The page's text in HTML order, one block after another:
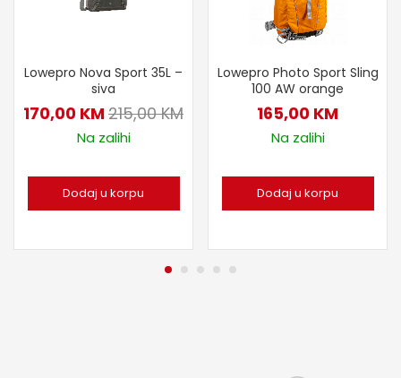
Lowepro Nova Sport 35L –
siva
170,00 KM215,00KM
Na zalihi
Dodaj u korpu
Lowepro Photo Sport Sling
100 AW orange
165,00 KM
Na zalihi
Dodaj u korpu